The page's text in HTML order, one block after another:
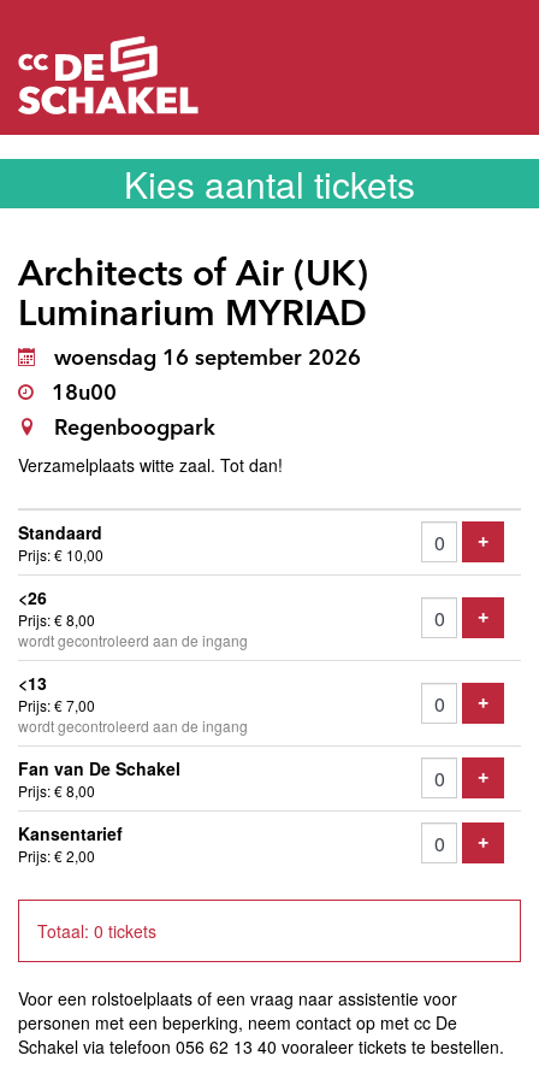
Kies aantal tickets
Architects of Air (UK)
Luminarium MYRIAD
woensdag 16 september 2026
18u00
Regenboogpark
Verzamelplaats witte zaal. Tot dan!
Aantal
Standaard
Prijs: € 10,00
+Voeg
<26
Prijs: € 8,00
wordt gecontroleerd aan de ingang
+Voeg
<13
Prijs: € 7,00
wordt gecontroleerd aan de ingang
+Voeg
Fan van De Schakel
Prijs: € 8,00
+Voeg
Kansentarief
Prijs: € 2,00
+Voeg
Totaal: 0 tickets
Voor een rolstoelplaats of een vraag naar assistentie voor
personen met een beperking, neem contact op met cc De
Schakel via telefoon 056 62 13 40 vooraleer tickets te bestellen.